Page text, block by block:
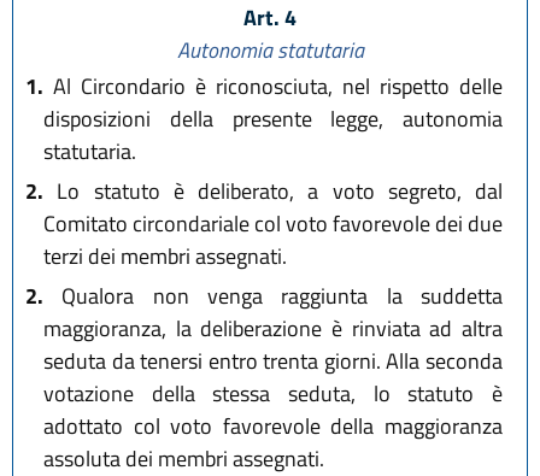
Art. 4
Autonomia statutaria
1. Al Circondario è riconosciuta, nel rispetto delle
disposizioni della presente legge, autonomia
statutaria.
2. Lo statuto è deliberato, a voto segreto, dal
Comitato circondariale col voto favorevole dei due
terzi dei membri assegnati.
2. Qualora non venga raggiunta la suddetta
maggioranza, la deliberazione è rinviata ad altra
seduta da tenersi entro trenta giorni. Alla seconda
votazione della stessa seduta, lo statuto è
adottato col voto favorevole della maggioranza
assoluta dei membri assegnati.